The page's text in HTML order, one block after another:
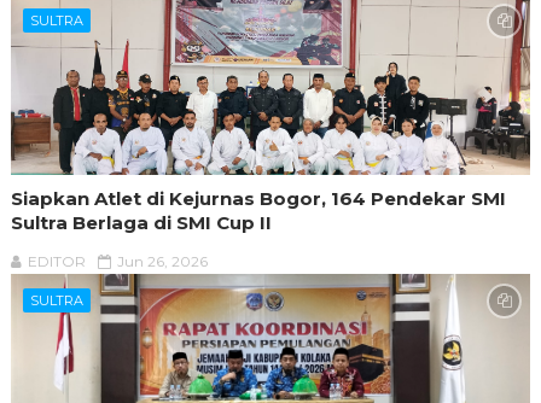
SULTRA
Siapkan Atlet di Kejurnas Bogor, 164 Pendekar SMI
Sultra Berlaga di SMI Cup II
EDITOR Jun 26, 2026
SULTRA